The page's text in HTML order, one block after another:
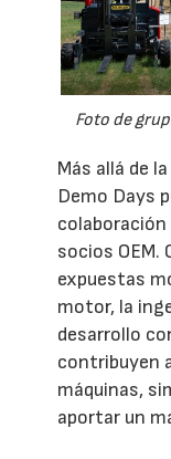
Foto de
Más allá de
Demo Days
socios OEM.
expuestas
motor, la
desarrollo
contribuyen
máquinas,
aportar un